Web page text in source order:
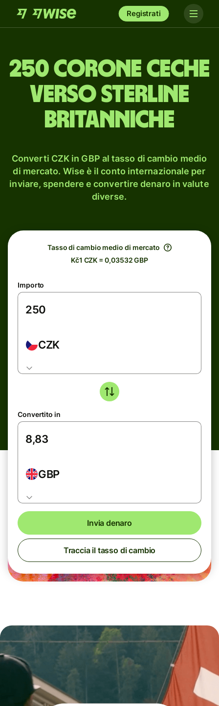
Registrati
250 corone ceche
verso sterline
britanniche
Converti CZK in GBP al tasso di cambio medio
di mercato. Wise è il conto internazionale per
inviare, spendere e convertire denaro in valute
diverse.
Tasso di cambio medio di mercato
Kč1 CZK = 0,03532 GBP
Importo
CZK
Convertito in
GBP
Invia denaro
Traccia il tasso di cambio